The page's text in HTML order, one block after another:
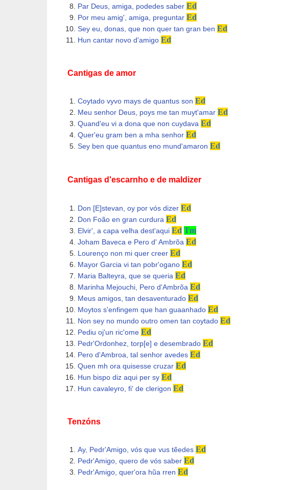
Par Deus, amiga, podedes saber Ed
Por meu amig', amiga, preguntar Ed
Sey eu, donas, que non quer tan gran ben Ed
Hun cantar novo d'amigo Ed
Cantigas de amor
Coytado vyvo mays de quantus son Ed
Meu senhor Deus, poys me tan muyt'amar Ed
Quand'eu vi a dona que non cuydava Ed
Quer'eu gram ben a mha senhor Ed
Sey ben que quantus eno mund'amaron Ed
Cantigas d'escarnho e de maldizer
Don [E]stevan, oy por vós dizer Ed
Don Foão en gran curdura Ed
Elvir', a capa velha dest'aqui Ed Tm
Joham Baveca e Pero d' Ambrõa Ed
Lourenço non mi quer creer Ed
Mayor Garcia vi tan pobr'ogano Ed
Maria Balteyra, que se queria Ed
Marinha Mejouchi, Pero d'Ambrõa Ed
Meus amigos, tan desaventurado Ed
Moytos s'enfingem que han guaanhado Ed
Non sey no mundo outro omen tan coytado Ed
Pediu oj'un ric'ome Ed
Pedr'Ordonhez, torp[e] e desembrado Ed
Pero d'Ambroa, tal senhor avedes Ed
Quen mh ora quisesse cruzar Ed
Hun bispo diz aqui per sy Ed
Hun cavaleyro, fi' de clerigon Ed
Tenzóns
Ay, Pedr'Amigo, vós que vus tẽedes Ed
Pedr'Amigo, quero de vós saber Ed
Pedr'Amigo, quer'ora hũa rren Ed